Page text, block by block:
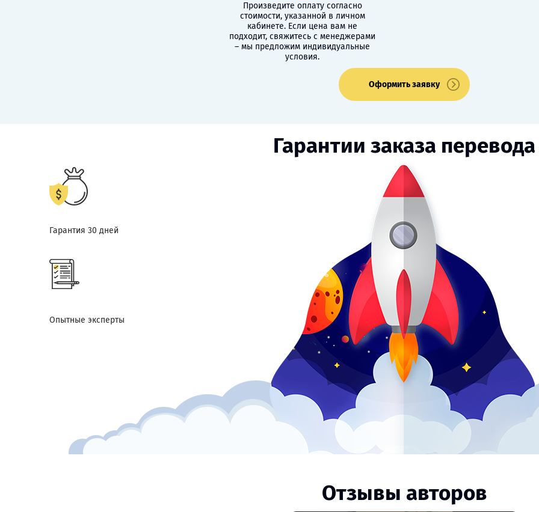
Произведите оплату согласно
стоимости, указанной в личном
кабинете. Если цена вам не
подходит, свяжитесь с менеджерами
– мы предложим индивидуальные
условия.
Оформить заявку
Гарантии заказа перевода
Гарантия 30 дней
Опытные эксперты
Отзывы авторов